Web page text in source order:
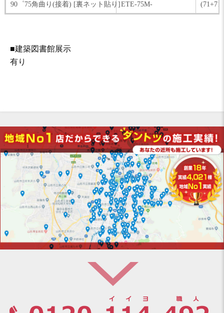
90゜75角曲り(接着) [裏ネット貼り] ETE-75M-
■建築図書館展示
有り